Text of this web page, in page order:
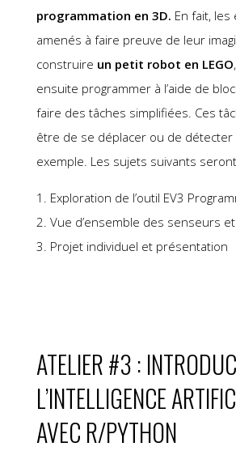
programmation en 3D. En fait,
amenés à faire preuve de leur
construire un petit robot en LEGO
ensuite programmer à l’aide de
faire des tâches simplifiées. Ces
être de se déplacer ou de
exemple. Les sujets suivants
1. Exploration de l’outil EV3
2. Vue d’ensemble des senseurs
3. Projet individuel et présentation
ATELIER #3 :
L’INTELLIGENCE
AVEC R/PYTHON